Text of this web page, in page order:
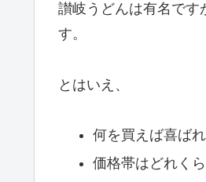
讃岐うどんは有名です
す。
とはいえ、
何を買えば喜ばれ
価格帯はどれく